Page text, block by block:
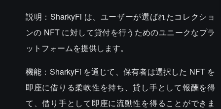
説明：SharkyFi は、ユーザーが選ばれたコレクショ
ンの NFT に対して貸付を行うためのユニークなプラ
ットフォームを提供します。
機能：SharkyFi を通じて、保有者は選択した NFT を
即座に借りる柔軟性を持ち、貸し手として報酬を得
て、借り手として即座に流動性を得ることができま